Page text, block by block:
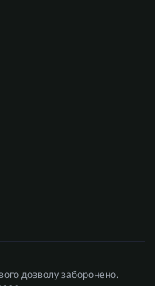
дозволу заборонено.